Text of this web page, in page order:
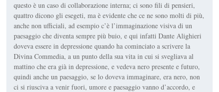
questo è un caso di collaborazione interna; ci sono fili di pensieri,
quattro dicono gli esegeti, ma è evidente che ce ne sono molti di più,
anche non ufficiali, ad esempio c’è l’immaginazione visiva di un
paesaggio che diventa sempre più buio, e qui infatti Dante Alighieri
doveva essere in depressione quando ha cominciato a scrivere la
Divina Commedia, a un punto della sua vita in cui si svegliava al
mattino che era già in depressione, e vedeva nero presente e futuro,
quindi anche un paesaggio, se lo doveva immaginare, era nero, non
ci si riusciva a venir fuori, umore e paesaggio vanno d’accordo, e